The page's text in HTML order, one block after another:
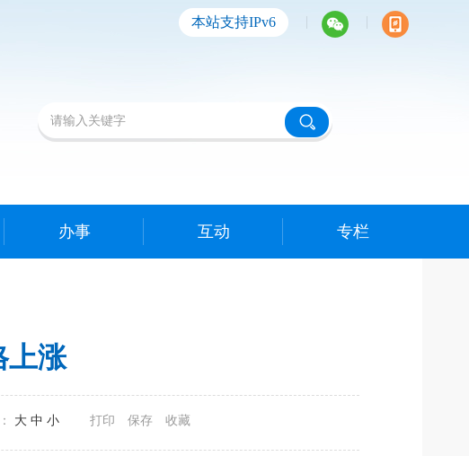
本站支持IPv6 | |
办事 互动 专栏
上涨
大 中 小 打印 保存 收藏